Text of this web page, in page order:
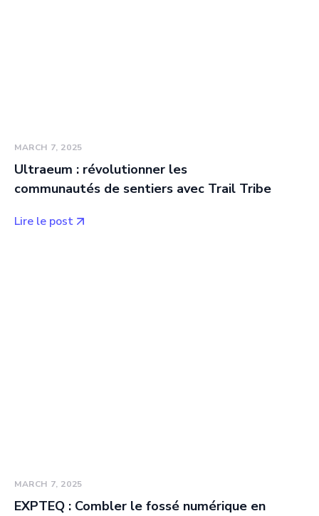
MARCH 7, 2025
Ultraeum : révolutionner les
communautés de sentiers avec Trail Tribe
Lire le post
MARCH 7, 2025
EXPTEQ : Combler le fossé numérique en